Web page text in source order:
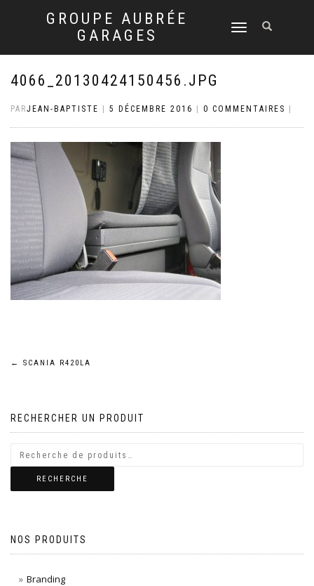
GROUPE AUBRÉE
GARAGES
DÉPLIER
NAVIGATION
4066_20130424150456.JPG
PARJEAN-BAPTISTE 5 DÉCEMBRE 2016 0 COMMENTAIRES
Navigation
l’article
← SCANIA R420LA
RECHERCHER UN PRODUIT
RECHERCHE
NOS PRODUITS
Branding